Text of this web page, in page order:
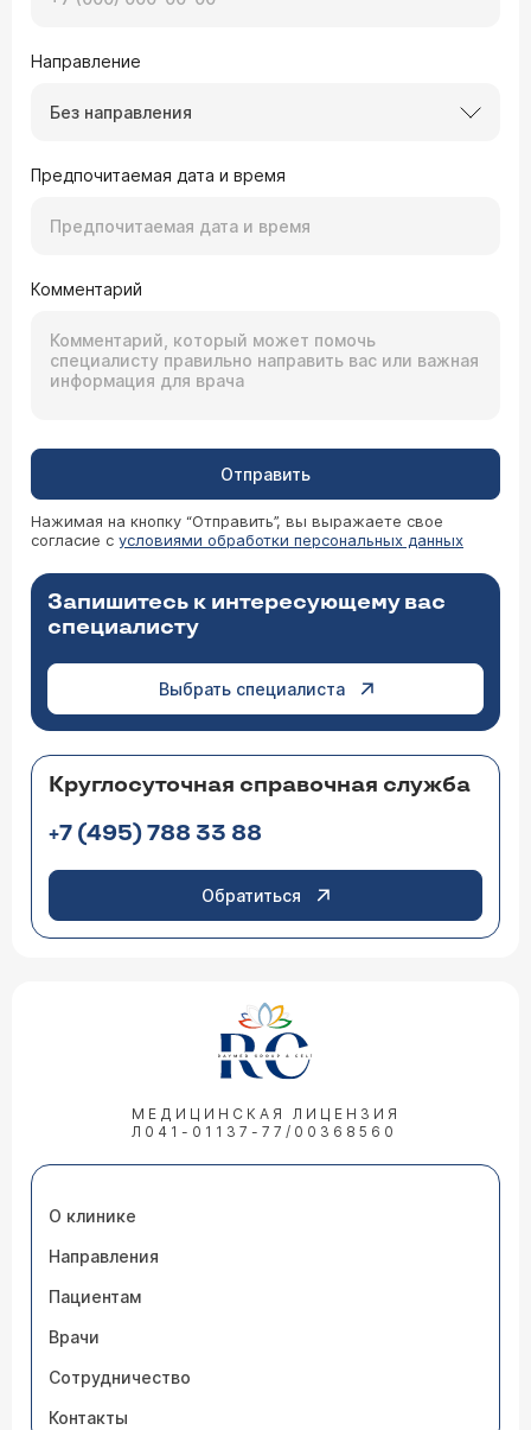
Направление
Без направления
Предпочитаемая дата и время
Комментарий
Отправить
Нажимая на кнопку “Отправить”, вы выражаете свое
согласие с условиями обработки персональных данных
Запишитесь к интересующему вас
специалисту
Выбрать специалиста
Круглосуточная справочная служба
+7 (495) 788 33 88
Обратиться
МЕДИЦИНСКАЯ ЛИЦЕНЗИЯ
Л041-01137-77/00368560
О клинике
Направления
Пациентам
Врачи
Сотрудничество
Контакты